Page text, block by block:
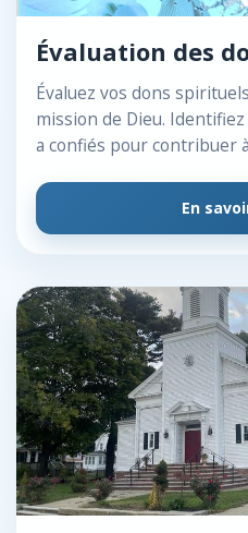
Évaluation des
Évaluez vos dons
mission de Dieu.
a confiés pour contribuer
En